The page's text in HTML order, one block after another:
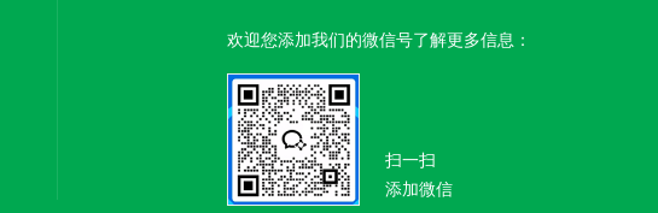
欢迎您添加我们的微信号了解更多信息：
扫一扫
添加微信